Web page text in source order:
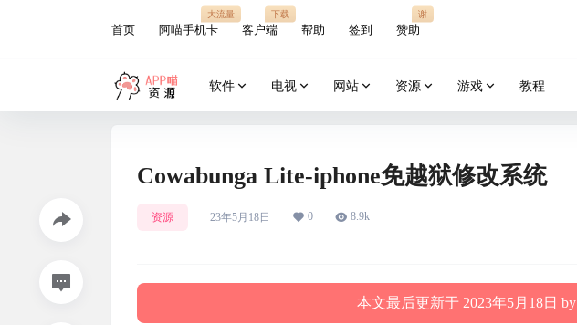
首页 阿喵手机卡
大流量
客户端
下载
帮助 签到 赞助
谢
软件 电视 网站 资源 游戏 教程
Cowabunga Lite-iphone免越狱修改系统
资源 23年5月18日 0 8.9k
本文最后更新于 2023年5月18日 by